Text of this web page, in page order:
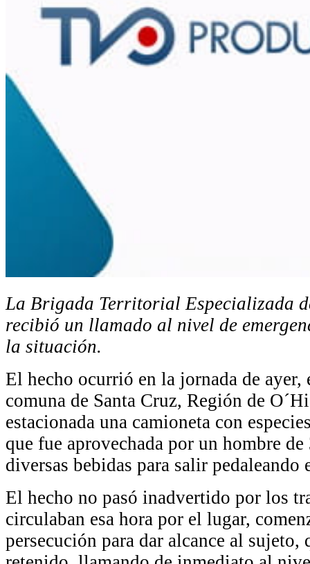
La Brigada Territorial Especializada
recibió un llamado al nivel de
la situación.
El hecho ocurrió en la jornada de ayer,
comuna de Santa Cruz, Región de
estacionada una camioneta con
que fue aprovechada por un hombre
diversas bebidas para salir
El hecho no pasó inadvertido por los
circulaban esa hora por el lugar,
persecución para dar alcance al